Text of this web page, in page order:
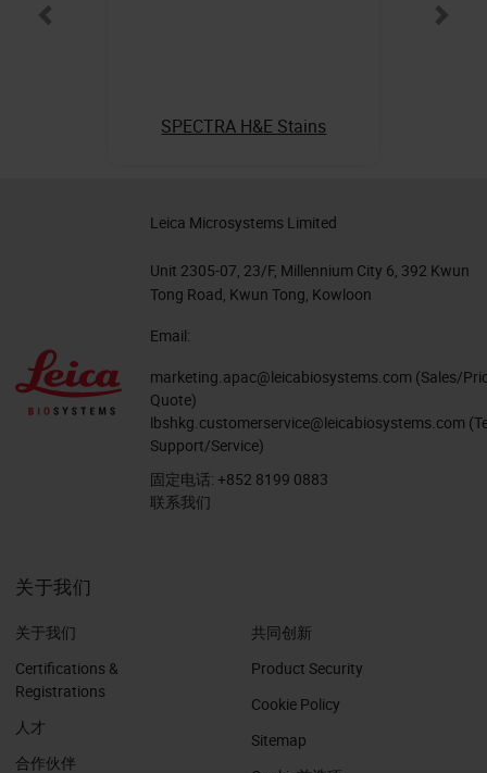
SPECTRA H&E Stains
Leica Microsystems Limited
Unit 2305-07, 23/F, Millennium City 6, 392 Kwun
Tong Road, Kwun Tong, Kowloon
Email:
marketing.apac@leicabiosystems.com (Sales/
Quote)
lbshkg.customerservice@leicabiosystems.com
Support/Service)
固定电话: +852 8199 0883
联系我们
关于我们
关于我们
Certifications &
Registrations
人才
合作伙伴
共同创新
Product Security
Cookie Policy
Sitemap